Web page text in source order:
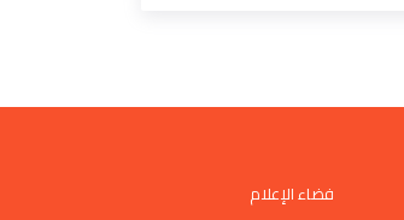
فضاء الإعلام